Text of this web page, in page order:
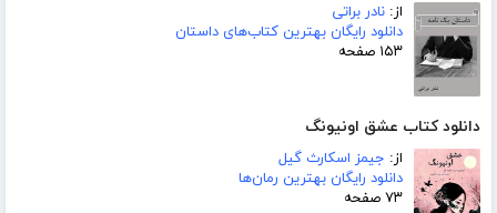
از: نادر براتی
دانلود رایگان بهترین کتاب‌های داستان
۱۵۳ صفحه
دانلود کتاب عشق اونیونگ
از: جیمز اسکارث گیل
دانلود رایگان بهترین رمان‌ها
۷۳ صفحه